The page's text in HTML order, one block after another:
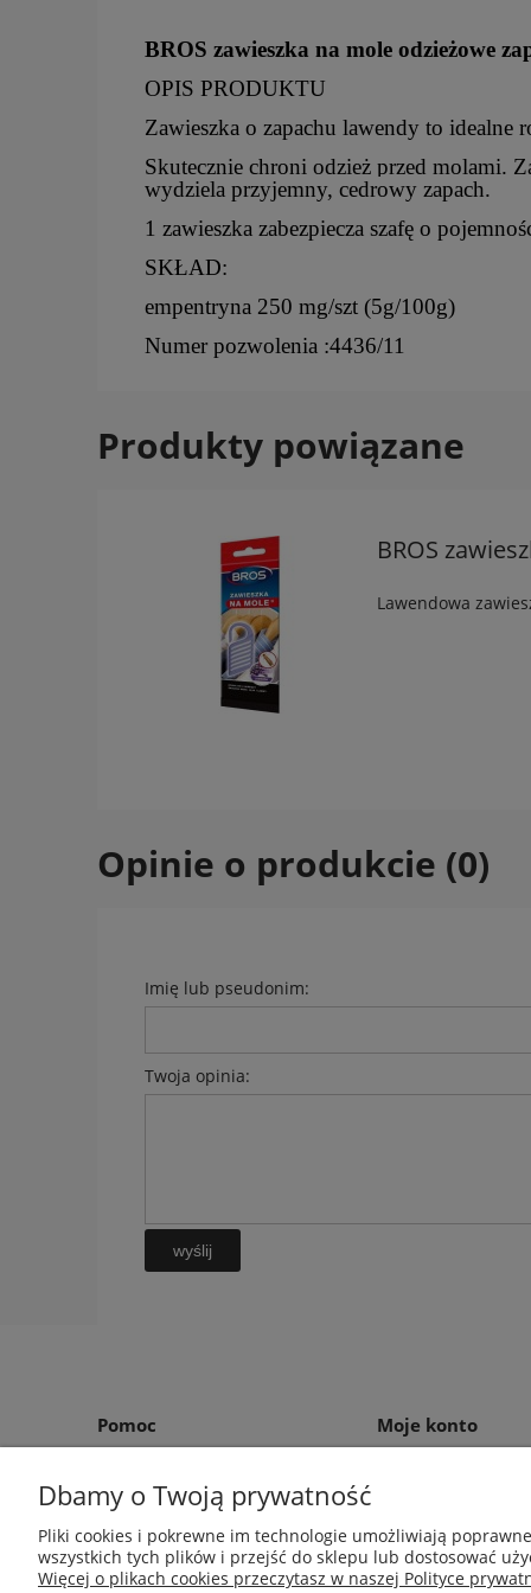
BROS zawieszka na mole odzieżowe
OPIS PRODUKTU
Zawieszka o zapachu lawendy to idealne
Skutecznie chroni odzież przed molami.
wydziela przyjemny, cedrowy zapach.
1 zawieszka zabezpiecza szafę o
SKŁAD:
empentryna 250 mg/szt (5g/100g)
Numer pozwolenia :4436/11
Produkty powiązane
BROS
Lawendowa
Opinie o produkcie (0)
Imię lub pseudonim:
Twoja opinia:
wyślij
Pomoc
Zwroty i reklamacje
Regulamin
Moje konto
Przechowalnia
Dbamy o Twoją prywatność
Pliki cookies i pokrewne im technologie umożliwiają
wszystkich tych plików i przejść do sklepu lub dostosować
Więcej o plikach cookies przeczytasz w naszej Polityce